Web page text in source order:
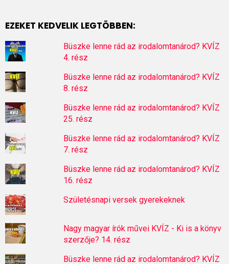
EZEKET KEDVELIK LEGTÖBBEN:
Büszke lenne rád az irodalomtanárod? KVÍZ
4. rész
Büszke lenne rád az irodalomtanárod? KVÍZ
8. rész
Büszke lenne rád az irodalomtanárod? KVÍZ
25. rész
Büszke lenne rád az irodalomtanárod? KVÍZ
7. rész
Büszke lenne rád az irodalomtanárod? KVÍZ
16. rész
Születésnapi versek gyerekeknek
Nagy magyar írók művei KVÍZ - Ki is a könyv
szerzője? 14. rész
Büszke lenne rád az irodalomtanárod? KVÍZ